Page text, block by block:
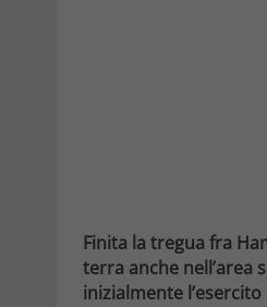
Finita la tregua fra
terra anche nell’area
inizialmente